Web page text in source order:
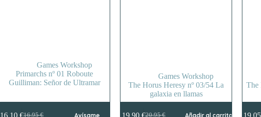
Games Workshop
Primarchs nº 01 Roboute
Guilliman: Señor de Ultramar
16,95€
16,10 € Avísame
Games Workshop
The Horus Heresy nº 03/54 La
galaxia en llamas
20,95€
19,90 € Añadir al carrito
The